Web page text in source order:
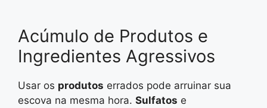
Acúmulo de Produtos e
Ingredientes Agressivos
Usar os produtos errados pode arruinar sua
escova na mesma hora. Sulfatos e